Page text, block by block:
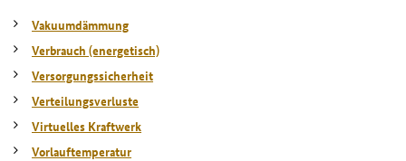
Vakuumdämmung
Verbrauch (energetisch)
Versorgungssicherheit
Verteilungsverluste
Virtuelles Kraftwerk
Vorlauftemperatur